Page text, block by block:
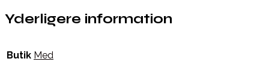
Yderligere information
Butik Med